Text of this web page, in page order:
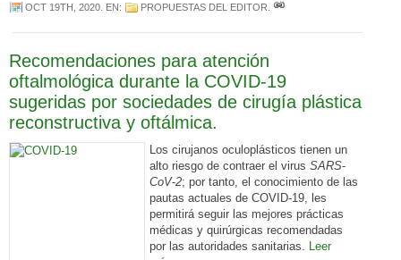
OCT 19TH, 2020 . EN: PROPUESTAS DEL EDITOR
Recomendaciones para atención
oftalmológica durante la COVID-19
sugeridas por sociedades de cirugía plástica
reconstructiva y oftálmica.
Los cirujanos oculoplásticos tienen un
alto riesgo de contraer el virus SARS-
CoV-2; por tanto, el conocimiento de las
pautas actuales de COVID-19, les
permitirá seguir las mejores prácticas
médicas y quirúrgicas recomendadas
por las autoridades sanitarias. Leer